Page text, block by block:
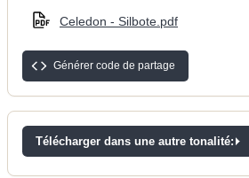
Celedon - Silbote.pdf
Générer code de partage
Télécharger dans une autre tonalité: